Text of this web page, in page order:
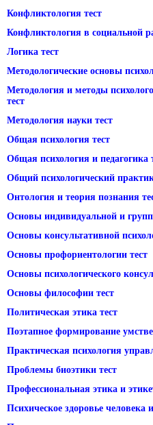
Конфликтология тест
Конфликтология в социальной
Логика тест
Методологические основы
Методология и методы
тест
Методология науки тест
Общая психология тест
Общая психология и педагогика
Общий психологический
Онтология и теория познания
Основы индивидуальной и
Основы консультативной
Основы профориентологии тест
Основы психологического
Основы философии тест
Политическая этика тест
Поэтапное формирование
Практическая психология
Проблемы биоэтики тест
Профессиональная этика и
Психическое здоровье человека